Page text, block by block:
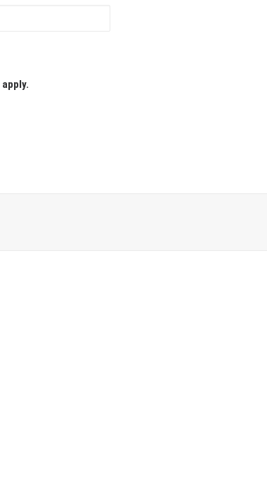
apply.